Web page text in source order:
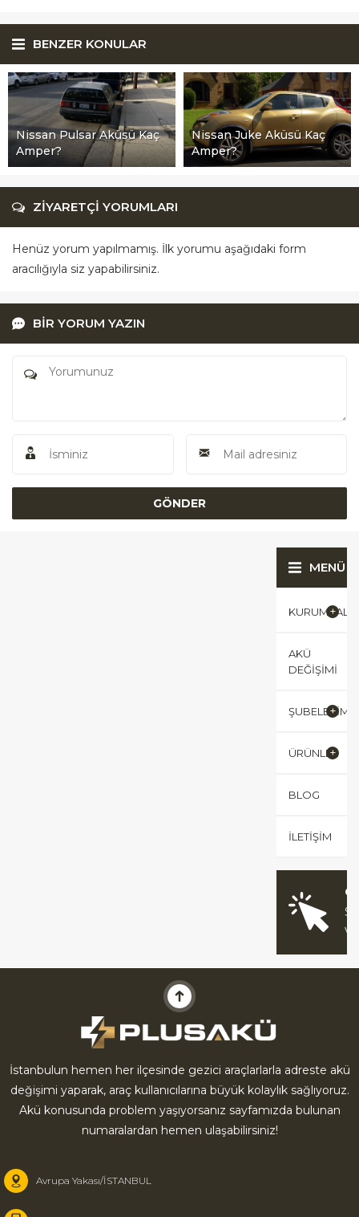
BENZER KONULAR
Nissan Pulsar Aküsü Kaç
Amper?
Nissan Juke Aküsü Kaç
Amper?
ZİYARETÇİ YORUMLARI
Henüz yorum yapılmamış. İlk yorumu aşağıdaki form
aracılığıyla siz yapabilirsiniz.
BİR YORUM YAZIN
MENÜ
KURUMSAL
AKÜ
DEĞIŞIMI
ÜRÜNLER
BLOG
İLETIŞIM
İstanbulun hemen her ilçesinde gezici araçlarlarla adreste akü
değişimi yaparak, araç kullanıcılarına büyük kolaylık sağlıyoruz.
Akü konusunda problem yaşıyorsanız sayfamızda bulunan
numaralardan hemen ulaşabilirsiniz!
Avrupa Yakası/İSTANBUL